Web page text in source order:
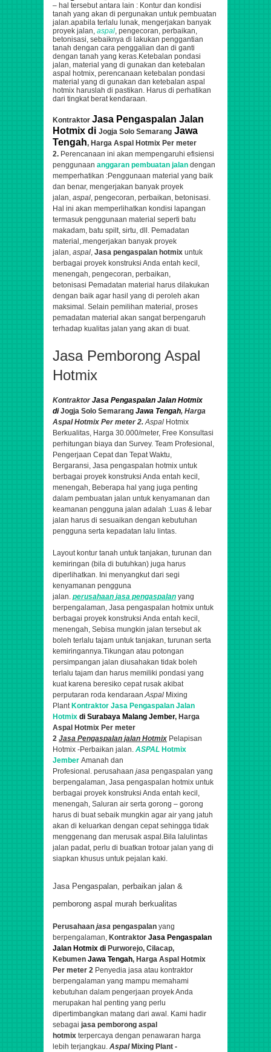
– hal tersebut antara lain : Kontur dan kondisi
tanah yang akan di pergunakan untuk pembuatan
jalan.apabila terlalu lunak, mengerjakan banyak
proyek jalan, aspal, pengecoran, perbaikan,
betonisasi, sebaiknya di lakukan penggantian
tanah dengan cara penggalian dan di ganti
dengan tanah yang keras.Ketebalan pondasi
jalan, material yang di gunakan dan ketebalan
aspal hotmix, perencanaan ketebalan pondasi
material yang di gunakan dan ketebalan aspal
hotmix haruslah di pastikan. Harus di perhatikan
dari tingkat berat kendaraan.
Kontraktor Jasa Pengaspalan Jalan
Hotmix di Jogja Solo Semarang Jawa
Tengah, Harga Aspal Hotmix Per meter
2. Perencanaan ini akan mempengaruhi efisiensi
penggunaan anggaran pembuatan jalan dengan
memperhatikan :Penggunaan material yang baik
dan benar, mengerjakan banyak proyek
jalan, aspal, pengecoran, perbaikan, betonisasi.
Hal ini akan memperlihatkan kondisi lapangan
termasuk penggunaan material seperti batu
makadam, batu spilt, sirtu, dll. Pemadatan
material,.mengerjakan banyak proyek
jalan, aspal, Jasa pengaspalan hotmix untuk
berbagai proyek konstruksi Anda entah kecil,
menengah, pengecoran, perbaikan,
betonisasi Pemadatan material harus dilakukan
dengan baik agar hasil yang di peroleh akan
maksimal. Selain pemilihan material, proses
pemadatan material akan sangat berpengaruh
terhadap kualitas jalan yang akan di buat.
Jasa Pemborong Aspal
Hotmix
KontraktorJasa Pengaspalan Jalan Hotmix
diJogja Solo Semarang Jawa Tengah, Harga
Aspal Hotmix Per meter 2.Aspal Hotmix
Berkualitas, Harga 30.000/meter, Free Konsultasi
perhitungan biaya dan Survey. Team Profesional,
Pengerjaan Cepat dan Tepat Waktu,
Bergaransi, Jasa pengaspalan hotmix untuk
berbagai proyek konstruksi Anda entah kecil,
menengah, Beberapa hal yang juga penting
dalam pembuatan jalan untuk kenyamanan dan
keamanan pengguna jalan adalah :Luas & lebar
jalan harus di sesuaikan dengan kebutuhan
pengguna serta kepadatan lalu lintas.
Layout kontur tanah untuk tanjakan, turunan dan
kemiringan (bila di butuhkan) juga harus
diperlihatkan. Ini menyangkut dari segi
kenyamanan pengguna
jalan. perusahaan jasa pengaspalan yang
berpengalaman, Jasa pengaspalan hotmix untuk
berbagai proyek konstruksi Anda entah kecil,
menengah, Sebisa mungkin jalan tersebut ak
boleh terlalu tajam untuk tanjakan, turunan serta
kemiringannya.Tikungan atau potongan
persimpangan jalan diusahakan tidak boleh
terlalu tajam dan harus memiliki pondasi yang
kuat karena beresiko cepat rusak akibat
perputaran roda kendaraan.Aspal Mixing
Plant Kontraktor Jasa Pengaspalan Jalan
Hotmix di Surabaya Malang Jember, Harga
Aspal Hotmix Per meter
2 Jasa Pengaspalan jalan Hotmix Pelapisan
Hotmix -Perbaikan jalan. ASPAL Hotmix
Jember Amanah dan
Profesional. perusahaan jasa pengaspalan yang
berpengalaman, Jasa pengaspalan hotmix untuk
berbagai proyek konstruksi Anda entah kecil,
menengah, Saluran air serta gorong – gorong
harus di buat sebaik mungkin agar air yang jatuh
akan di keluarkan dengan cepat sehingga tidak
menggenang dan merusak aspal.Bila lalulintas
jalan padat, perlu di buatkan trotoar jalan yang di
siapkan khusus untuk pejalan kaki.
Jasa Pengaspalan, perbaikan jalan &
pemborong aspal murah berkualitas
Perusahaan jasa pengaspalan yang
berpengalaman, Kontraktor Jasa Pengaspalan
Jalan Hotmix di Purworejo, Cilacap,
Kebumen Jawa Tengah, Harga Aspal Hotmix
Per meter 2 Penyedia jasa atau kontraktor
berpengalaman yang mampu memahami
kebutuhan dalam pengerjaan proyek Anda
merupakan hal penting yang perlu
dipertimbangkan matang dari awal. Kami hadir
sebagai jasa pemborong aspal
hotmix terpercaya dengan penawaran harga
lebih terjangkau. AspalMixing Plant -